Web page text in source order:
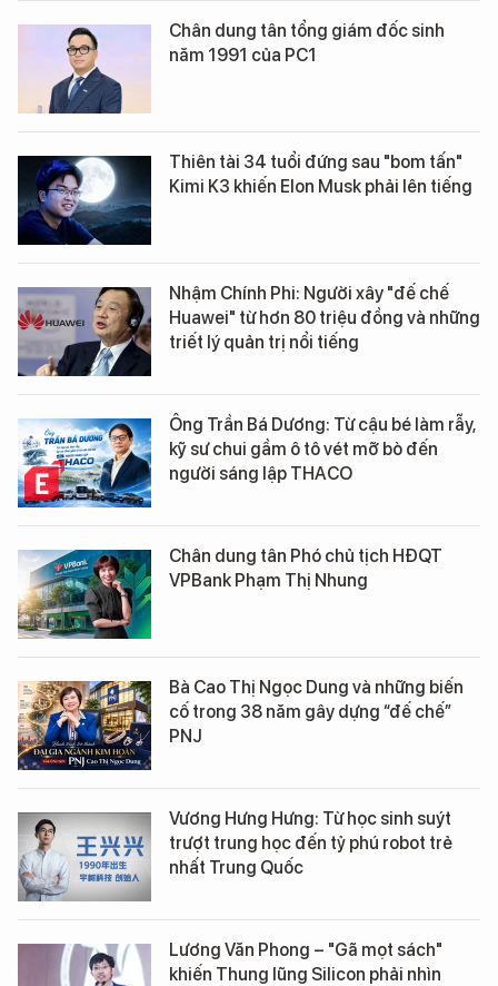
Chân dung tân tổng giám đốc sinh
năm 1991 của PC1
Thiên tài 34 tuổi đứng sau "bom tấn"
Kimi K3 khiến Elon Musk phải lên tiếng
Nhậm Chính Phi: Người xây "đế chế
Huawei" từ hơn 80 triệu đồng và những
triết lý quản trị nổi tiếng
Ông Trần Bá Dương: Từ cậu bé làm rẫy,
kỹ sư chui gầm ô tô vét mỡ bò đến
người sáng lập THACO
Chân dung tân Phó chủ tịch HĐQT
VPBank Phạm Thị Nhung
Bà Cao Thị Ngọc Dung và những biến
cố trong 38 năm gây dựng “đế chế”
PNJ
Vương Hưng Hưng: Từ học sinh suýt
trượt trung học đến tỷ phú robot trẻ
nhất Trung Quốc
Lương Văn Phong – "Gã mọt sách"
khiến Thung lũng Silicon phải nhìn